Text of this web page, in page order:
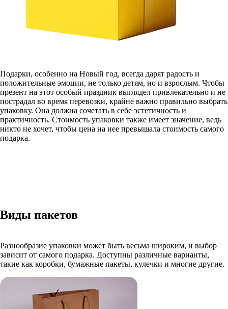
Подарки, особенно на Новый год, всегда дарят радость и
положительные эмоции, не только детям, но и взрослым. Чтобы
презент на этот особый праздник выглядел привлекательно и не
пострадал во время перевозки, крайне важно правильно выбрать
упаковку. Она должна сочетать в себе эстетичность и
практичность. Стоимость упаковки также имеет значение, ведь
никто не хочет, чтобы цена на нее превышала стоимость самого
подарка.
Виды пакетов
Разнообразие упаковки может быть весьма широким, и выбор
зависит от самого подарка. Доступны различные варианты,
такие как коробки, бумажные пакеты, кулечки и многие другие.